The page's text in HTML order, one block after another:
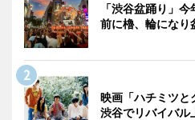
「渋谷盆踊り」
前に櫓、輪になり
映画「ハチミツと
渋谷でリバイバル